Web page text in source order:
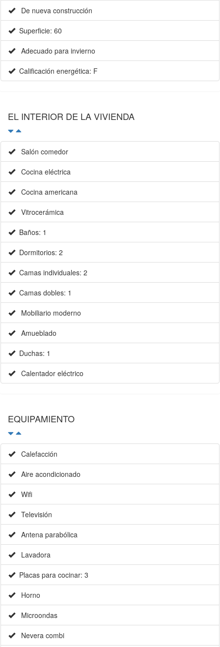
De nueva construcción
Superficie: 60
Adecuado para invierno
Calificación energética: F
EL INTERIOR DE LA VIVIENDA
Salón comedor
Cocina eléctrica
Cocina americana
Vitrocerámica
Baños: 1
Dormitorios: 2
Camas individuales: 2
Camas dobles: 1
Mobiliario moderno
Amueblado
Duchas: 1
Calentador eléctrico
EQUIPAMIENTO
Calefacción
Aire acondicionado
Wifi
Televisión
Antena parabólica
Lavadora
Placas para cocinar: 3
Horno
Microondas
Nevera combi